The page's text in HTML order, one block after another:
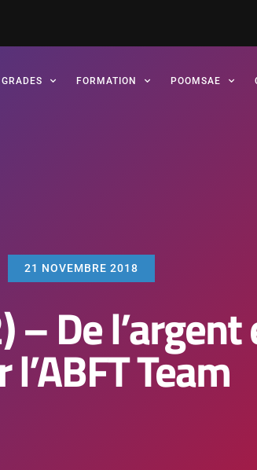
GRADES FORMATION POOMSAE
21 NOVEMBRE 2018
– De
Team